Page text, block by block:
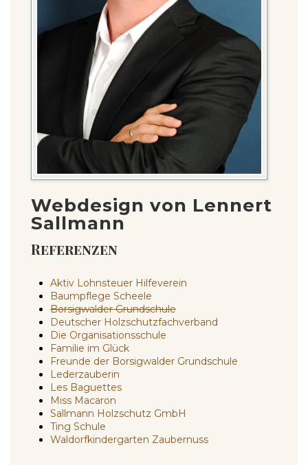
Webdesign von Lennert
Sallmann
Referenzen
Aktiv Lohnsteuer Hilfeverein
Baumpflege Scheele
Borsigwalder Grundschule
Deutscher Holzschutzfachverband
Die Organisationsschule
Familie im Glück
Freunde der Borsigwalder Grundschule
Lederzauberin
Les Baguettes
Miss Macaron
Sallmann Holzschutz GmbH
Ting Schule
Waldorfkindergarten Zaubernuss